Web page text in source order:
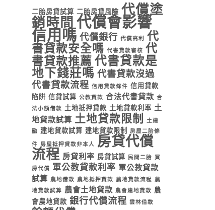
二胎房貸試算 二胎房貸風險 代償塗
銷時間 代償會影響
信用嗎 代償銀行 代償高利
代
書貸款安全嗎 代書貸款審核 代
書貸款推薦 代書貸款是
地下錢莊嗎 代書貸款沒過
代書貸款流程 信用貸款條件 信用貸款
陷阱 信貸試算 公教貸款 合法代書貸款 合
法小額借款 土地抵押貸款 土地貸款利率 土
地貸款試算 土地貸款限制
土建
融
建地貸款試算 建地貸款限制 房屋二胎條
件 房屋抵押貸款非本人
房貸代償
流程 房貸利率 房貸試算 民間二胎
買
房代償
軍公教貸款利率 軍公教貸款
試算
農地借款 農地抵押貸款 農地貸款流程
農
地貸款試算
農會土地貸款 農會建地貸款
農
會農地貸款 銀行代償流程 雲林借款